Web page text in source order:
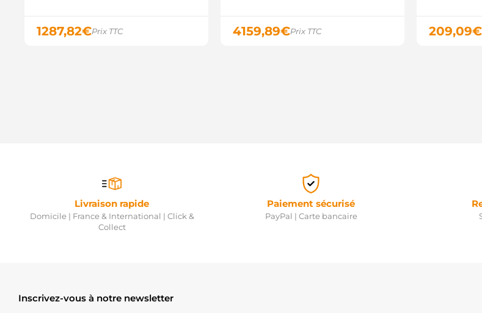
1287,82€Prix TTC 4159,89€Prix TTC 209,09€
Livraison rapide
Domicile | France & International | Click &
Collect
Paiement sécurisé
PayPal | Carte bancaire
Inscrivez-vous à notre newsletter